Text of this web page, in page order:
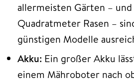
allermeisten Gärten –
Quadratmeter Rasen –
günstigen Modelle
Akku: Ein großer Akku
einem Mähroboter nach